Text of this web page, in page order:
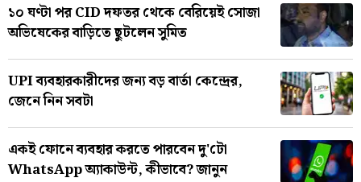
১০ ঘণ্টা পর CID দফতর থেকে বেরিয়েই সোজা
অভিষেকের বাড়িতে ছুটলেন সুমিত
UPI ব্যবহারকারীদের জন্য বড় বার্তা কেন্দ্রের,
জেনে নিন সবটা
একই ফোনে ব্যবহার করতে পারবেন দু'টো
WhatsApp অ্যাকাউন্ট, কীভাবে? জানুন